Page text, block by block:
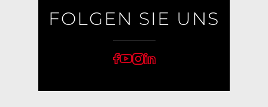
FOLGEN SIE UNS